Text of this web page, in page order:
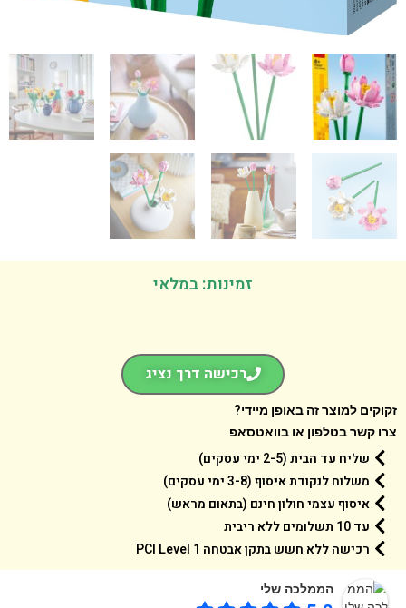
זמינות: במלאי
רכישה דרך נציג
למוצר זה באופן מיידי?
קשר בטלפון או בוואטסאפ
שליח עד הבית (2-5 ימי עסקים)
משלוח לנקודת איסוף (3-8 ימי עסקים)
איסוף עצמי חולון חינם (בתאום מראש)
עד 10 תשלומים ללא ריבית
רכישה ללא חשש בתקן אבטחה 1 PCI Level
הממלכה שלי